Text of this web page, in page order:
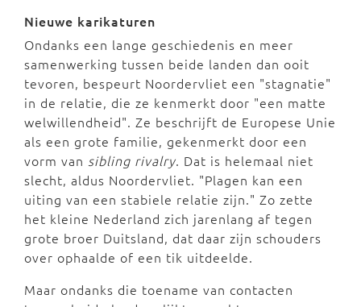
Nieuwe karikaturen
Ondanks een lange geschiedenis en meer
samenwerking tussen beide landen dan ooit
tevoren, bespeurt Noordervliet een "stagnatie"
in de relatie, die ze kenmerkt door "een matte
welwillendheid". Ze beschrijft de Europese Unie
als een grote familie, gekenmerkt door een
vorm van sibling rivalry. Dat is helemaal niet
slecht, aldus Noordervliet. "Plagen kan een
uiting van een stabiele relatie zijn." Zo zette
het kleine Nederland zich jarenlang af tegen
grote broer Duitsland, dat daar zijn schouders
over ophaalde of een tik uitdeelde.
Maar ondanks die toename van contacten